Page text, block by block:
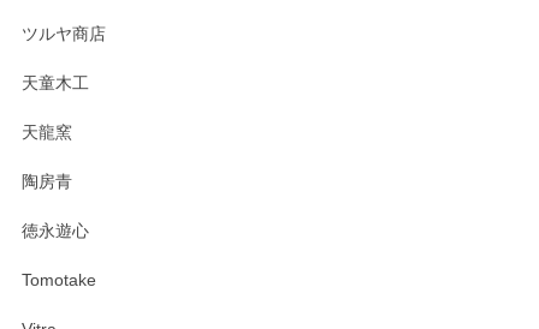
ツルヤ商店
天童木工
天龍窯
陶房青
徳永遊心
Tomotake